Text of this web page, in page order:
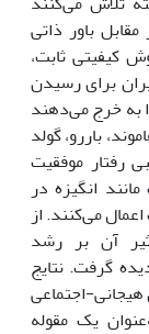
فر و قادرپناه، 1392)، در مقابل باور ذاتی
کیفیتی ثابت،
برای رسیدن
به خرج می‌دهند
هاموند، باررو، گولد
رفتار موفقیت
انگیزه در
می‌کنند. از
آن ﺑﺮ رشد
ﮔﺮﻓﺖ. ﻧﺘﺎﯾﺞ
اجتماعی
ﯾﮏ ﻣﻘﻮﻟﻪ